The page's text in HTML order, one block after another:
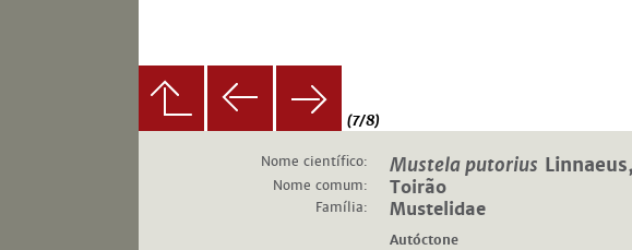
(7/8)
Nome científico: Mustela putorius
Nome comum: Toirão
Família: Mustelidae
Autóctone